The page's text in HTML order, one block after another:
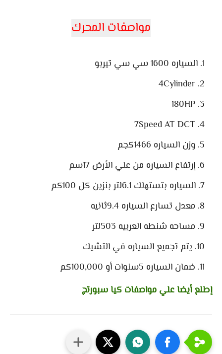
مواصفات المحرك
السياره 1600 سي سي تيربو
4Cylinder
180HP
7Speed AT DCT
وزن السياره 1466كجم
إرتفاع السياره من علي الأرض 17سم
السياره بتستهلك 6.1لتر بنزين كل 100كم
معدل تسارع السياره 9.4ثانيه
مساحه شنطه العربيه 503لتر
يتم تجميع السياره في التشيك
ضمان السياره 5سنوات أو 100,000كم
إطلع أيضا علي مواصفات كيا سبورتج